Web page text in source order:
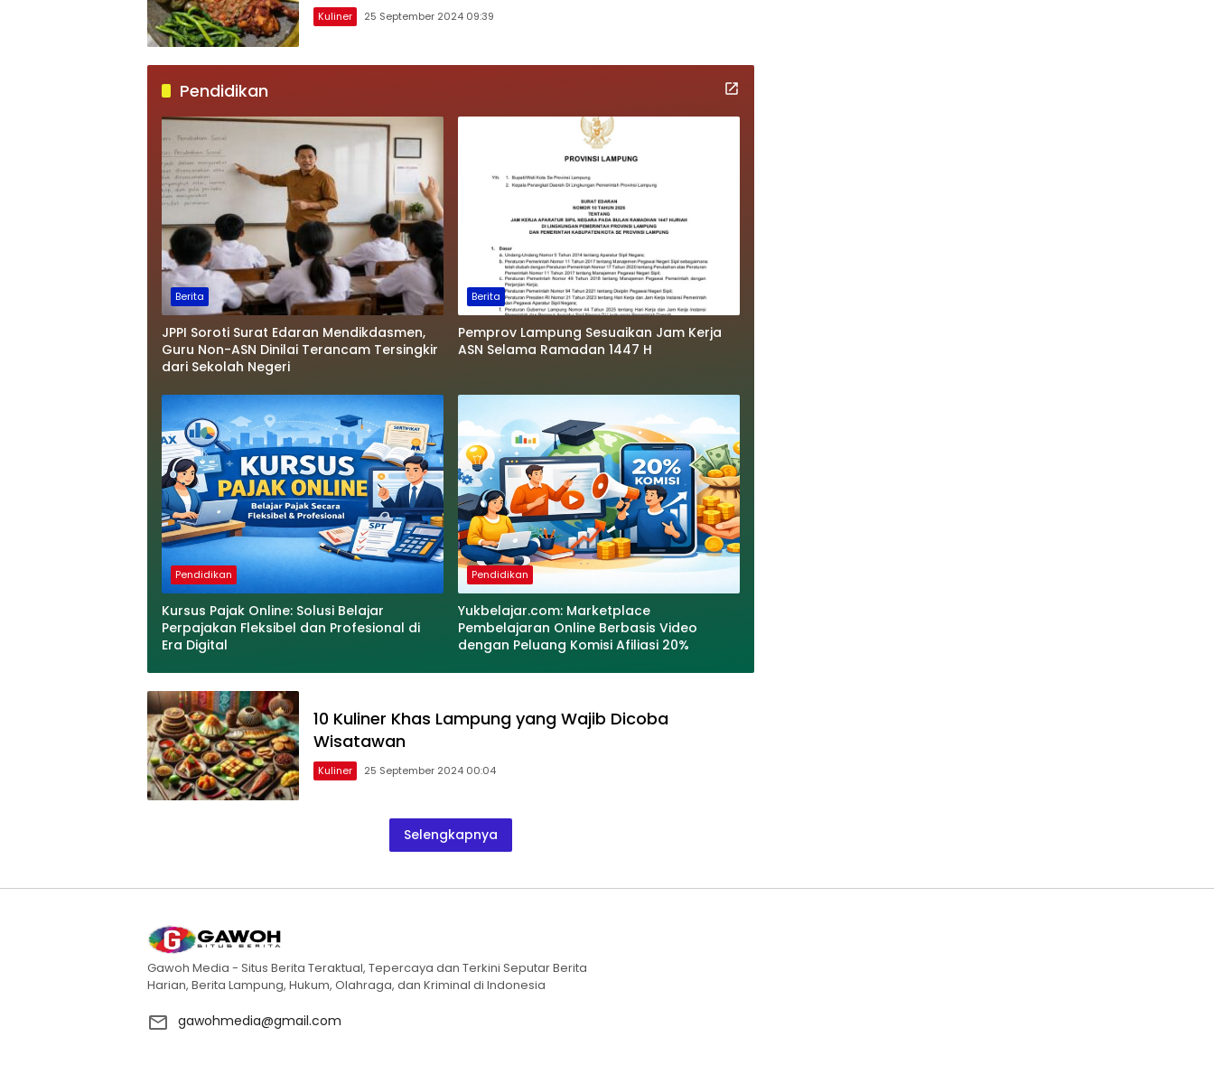
Kuliner 25 September 2024 09:39
Pendidikan
Berita
JPPI Soroti Surat Edaran Mendikdasmen,
Guru Non-ASN Dinilai Terancam Tersingkir
dari Sekolah Negeri
Berita
Pemprov Lampung Sesuaikan Jam Kerja
ASN Selama Ramadan 1447 H
Pendidikan
Kursus Pajak Online: Solusi Belajar
Perpajakan Fleksibel dan Profesional di
Era Digital
Pendidikan
Yukbelajar.com: Marketplace
Pembelajaran Online Berbasis Video
dengan Peluang Komisi Afiliasi 20%
10 Kuliner Khas Lampung yang Wajib Dicoba
Wisatawan
Kuliner 25 September 2024 00:04
Selengkapnya
Gawoh Media - Situs Berita Teraktual, Tepercaya dan Terkini Seputar Berita
Harian, Berita Lampung, Hukum, Olahraga, dan Kriminal di Indonesia
gawohmedia@gmail.com